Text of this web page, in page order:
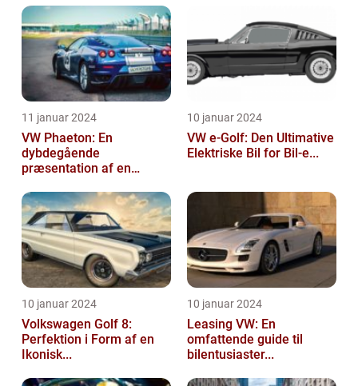
11 januar 2024
VW Phaeton: En
dybdegående
præsentation af en
10 januar 2024
VW e-Golf: Den Ultimative
Elektriske Bil for Bil-e...
10 januar 2024
Volkswagen Golf 8:
Perfektion i Form af en
Ikonisk...
10 januar 2024
Leasing VW: En
omfattende guide til
bilentusiaster...